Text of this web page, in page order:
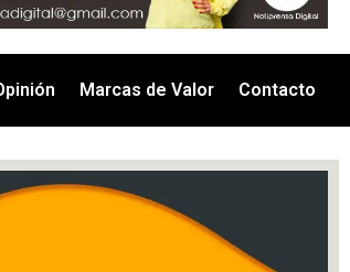
Marcas de Valor Contacto